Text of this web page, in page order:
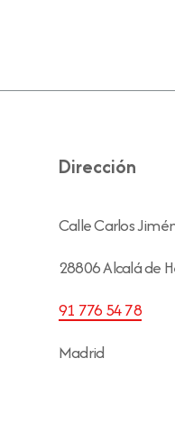
Dirección
Calle Carlos
28806 Alcalá de
91 776 54 78
Madrid